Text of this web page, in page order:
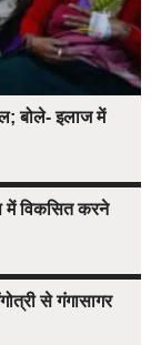
बोले- इलाज में
में विकसित करने
से गंगासागर